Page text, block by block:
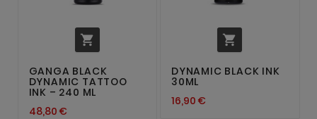

GANGA BLACK
DYNAMIC TATTOO
INK – 240 ML
48,80 €

DYNAMIC BLACK INK
30ML
16,90 €